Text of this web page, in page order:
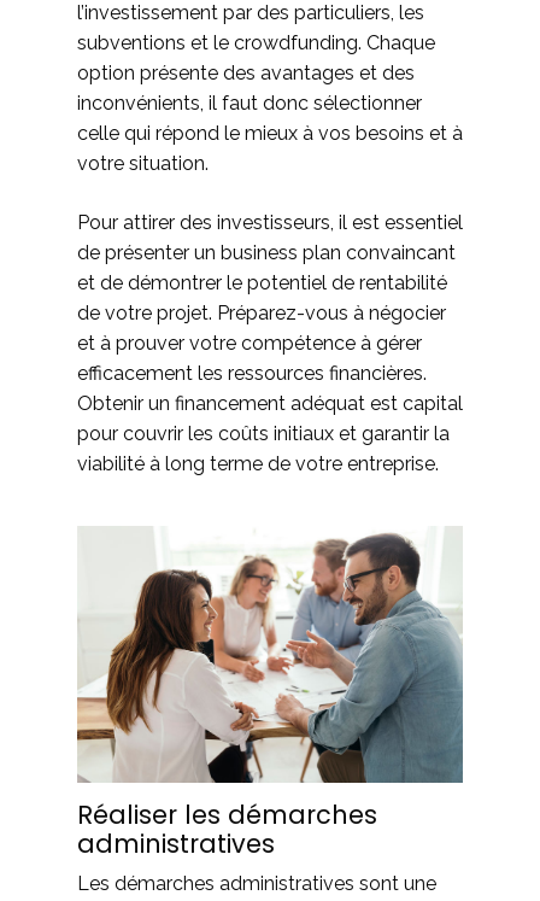
l’investissement par des particuliers, les
subventions et le crowdfunding. Chaque
option présente des avantages et des
inconvénients, il faut donc sélectionner
celle qui répond le mieux à vos besoins et à
votre situation.
Pour attirer des investisseurs, il est essentiel
de présenter un business plan convaincant
et de démontrer le potentiel de rentabilité
de votre projet. Préparez-vous à négocier
et à prouver votre compétence à gérer
efficacement les ressources financières.
Obtenir un financement adéquat est capital
pour couvrir les coûts initiaux et garantir la
viabilité à long terme de votre entreprise.
Réaliser les démarches
administratives
Les démarches administratives sont une